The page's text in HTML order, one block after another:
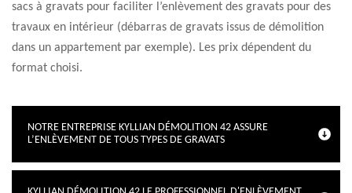
sacs à gravats pour faciliter l’enlèvement des gravats pour des
travaux en intérieur (débarras de gravats issus de démolition
dans un appartement par exemple). Les prix dépendent du
format choisi.
NOTRE ENTREPRISE KYLLIAN DÉMOLITION 42 ASSURE
L’ENLÈVEMENT DE TOUS TYPES DE GRAVATS